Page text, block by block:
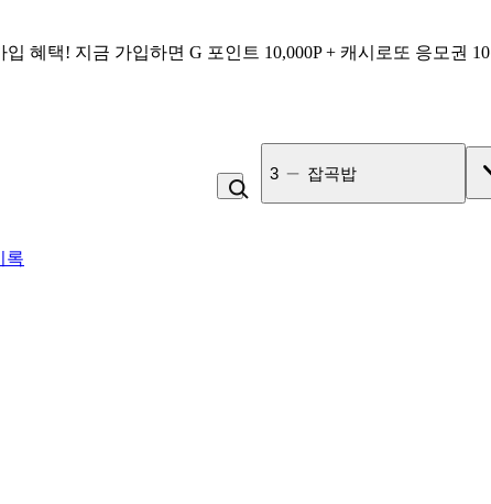
입 혜택! 지금 가입하면 G 포인트 10,000P + 캐시로또 응모권
3 잡곡밥
록